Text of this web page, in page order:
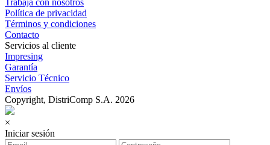
Trabajá con nosotros
Política de privacidad
Términos y condiciones
Contacto
Servicios al cliente
Impresing
Garantía
Servicio Técnico
Envíos
Copyright, DistriComp S.A. 2026
×
Iniciar sesión